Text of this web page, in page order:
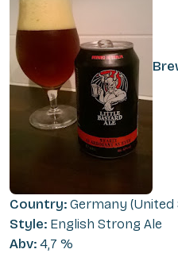
Country:Germany (United
Style: English Strong Ale
Abv:4,7 %